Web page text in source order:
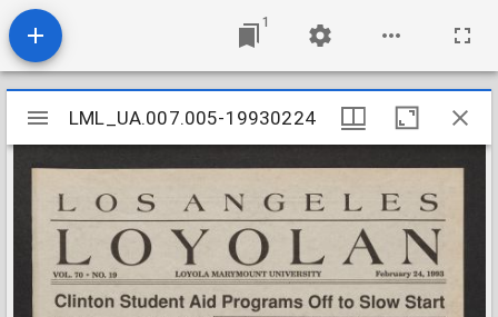
1
Mirador
viewer
LML_UA.007.005-19930224
LML_UA.007.005-19930224